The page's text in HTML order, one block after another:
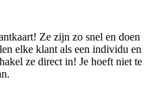
Ze zijn zo snel en doen
elke klant als een individu en
ze direct in! Je hoeft niet te